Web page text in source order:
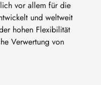
vor allem für die
und weltweit
hohen Flexibilität
Verwertung von